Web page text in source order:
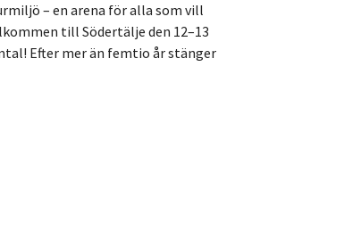
– en arena för alla som vill
till Södertälje den 12–13
Efter mer än femtio år stänger